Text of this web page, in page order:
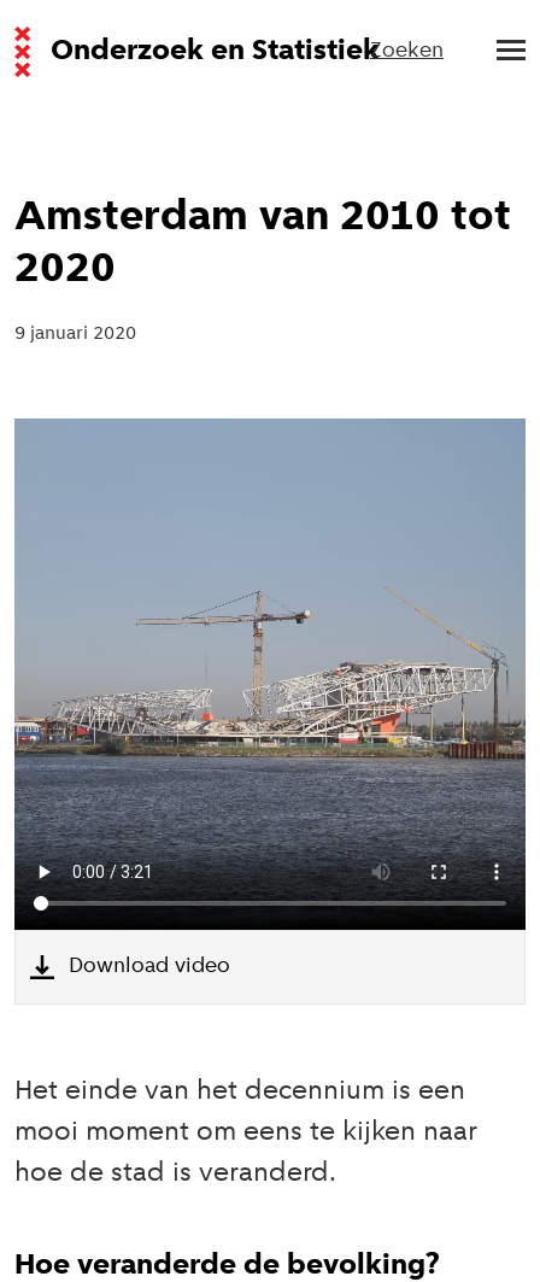
Onderzoek en StatistiekZoeken
Amsterdam van 2010 tot
2020
9 januari 2020
Download video
Het einde van het decennium is een
mooi moment om eens te kijken naar
hoe de stad is veranderd.
Hoe veranderde de bevolking?